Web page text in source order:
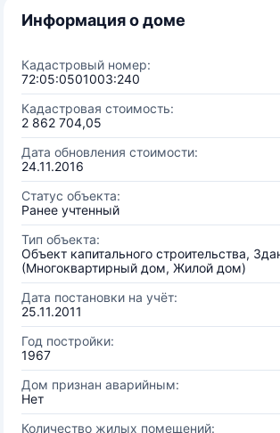
Информация о доме
Кадастровый номер:
72:05:0501003:240
Кадастровая стоимость:
2 862 704,05
Дата обновления стоимости:
24.11.2016
Статус объекта:
Ранее учтенный
Тип объекта:
Объект капитального строительства,
(Многоквартирный дом, Жилой дом)
Дата постановки на учёт:
25.11.2011
Год постройки:
1967
Дом признан аварийным:
Нет
Количество жилых помещений: